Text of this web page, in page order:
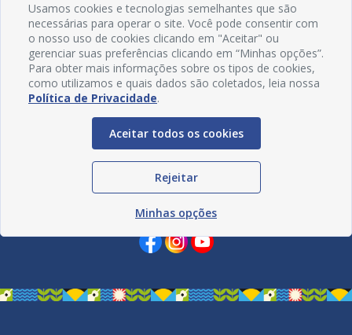
Redes Sociais
Usamos cookies e tecnologias semelhantes que são
necessárias para operar o site. Você pode consentir com
o nosso uso de cookies clicando em "Aceitar" ou
gerenciar suas preferências clicando em “Minhas opções”.
Para obter mais informações sobre os tipos de cookies,
como utilizamos e quais dados são coletados, leia nossa
Política de Privacidade.
Aceitar todos os cookies
Rejeitar
Minhas opções